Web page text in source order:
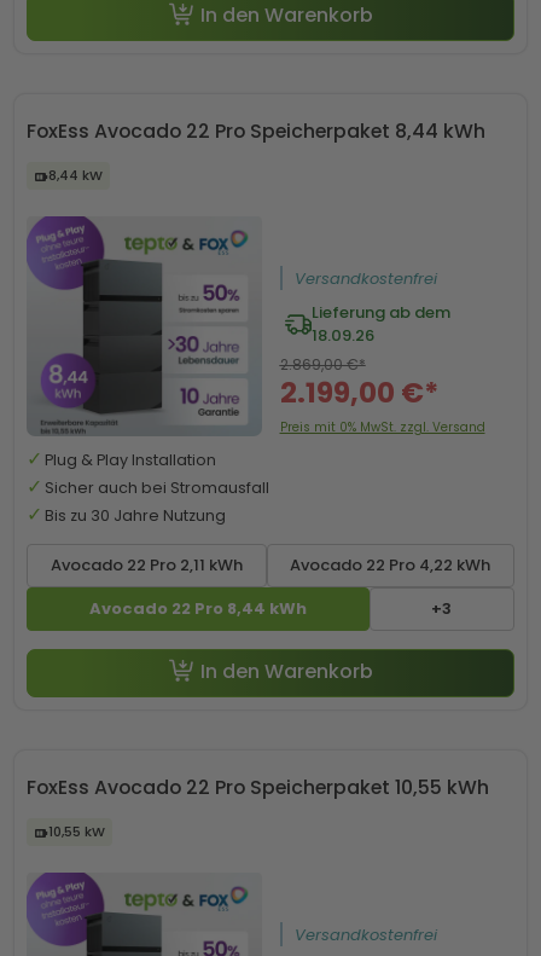
In den Warenkorb
FoxEss Avocado 22 Pro Speicherpaket 8,44 kWh
8,44 kW
Avocado 22 Pro 2,11 kWh
Avocado 22 Pro 4,22 kWh
Avocado 22 Pro 8,44 kWh
+3
Versandkostenfrei
Lieferung ab dem
18.09.26
2.199,00 €*
2.869,00 €*
Preis mit 0% MwSt. zzgl. Versand
Plug & Play Installation
Sicher auch bei Stromausfall
Bis zu 30 Jahre Nutzung
In den Warenkorb
FoxEss Avocado 22 Pro Speicherpaket 10,55 kWh
10,55 kW
Versandkostenfrei